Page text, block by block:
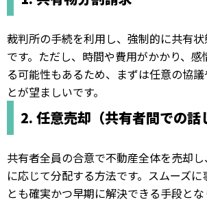
裁判所の手続を利用し、強制的に共有
です。ただし、時間や費用がかかり、感
る可能性もあるため、まずは任意の協
とが望ましいです。
2. 任意売却（共有者間での話
共有者全員の合意で不動産全体を売却
に応じて分配する方法です。スムーズ
とも確実かつ早期に解決できる手段と